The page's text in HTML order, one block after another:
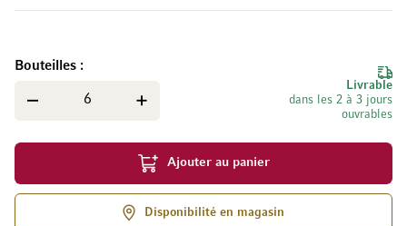
Livrable
dans les 2 à 3 jours
ouvrables
Bouteilles
Ajouter au panier
Disponibilité en magasin